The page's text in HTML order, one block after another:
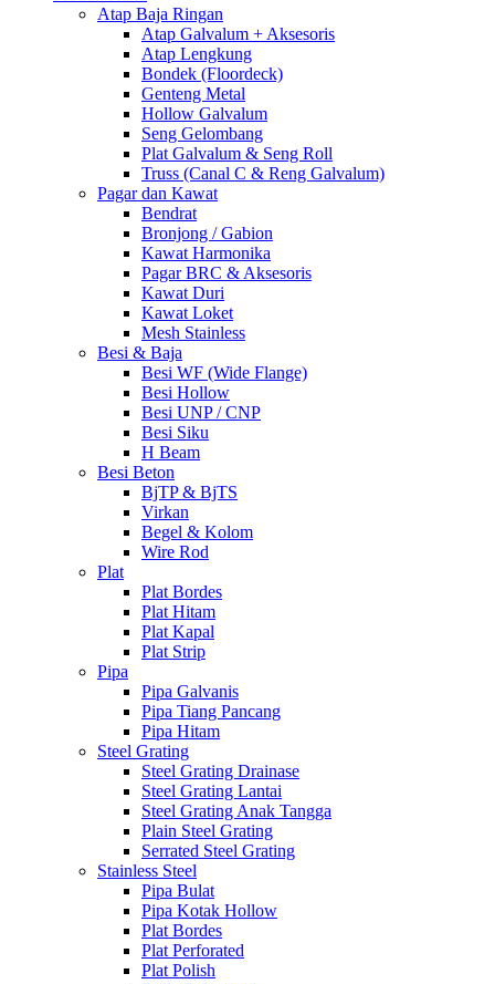
Atap Baja Ringan
Atap Galvalum + Aksesoris
Atap Lengkung
Bondek (Floordeck)
Genteng Metal
Hollow Galvalum
Seng Gelombang
Plat Galvalum & Seng Roll
Truss (Canal C & Reng Galvalum)
Pagar dan Kawat
Bendrat
Bronjong / Gabion
Kawat Harmonika
Pagar BRC & Aksesoris
Kawat Duri
Kawat Loket
Mesh Stainless
Besi & Baja
Besi WF (Wide Flange)
Besi Hollow
Besi UNP / CNP
Besi Siku
H Beam
Besi Beton
BjTP & BjTS
Virkan
Begel & Kolom
Wire Rod
Plat
Plat Bordes
Plat Hitam
Plat Kapal
Plat Strip
Pipa
Pipa Galvanis
Pipa Tiang Pancang
Pipa Hitam
Steel Grating
Steel Grating Drainase
Steel Grating Lantai
Steel Grating Anak Tangga
Plain Steel Grating
Serrated Steel Grating
Stainless Steel
Pipa Bulat
Pipa Kotak Hollow
Plat Bordes
Plat Perforated
Plat Polish